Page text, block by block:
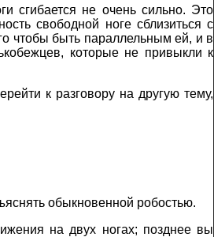
сгибается не очень сильно. Это
свободной ноге сблизиться с
чтобы быть параллельным ей, и в
которые не привыкли к
к разговору на другую тему,
обыкновенной робостью.
на двух ногах; позднее вы